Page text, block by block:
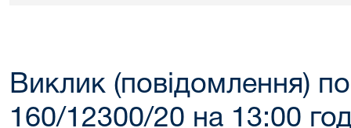
Виклик (повідомлення)
160/12300/20 на 13:00